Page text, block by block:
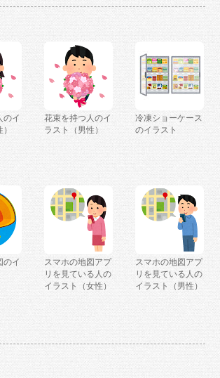
のイ
花束を持つ人のイ
ラスト（男性）
冷凍ショーケース
のイラスト
のイ
スマホの地図アプ
リを見ている人の
イラスト（女性）
スマホの地図アプ
リを見ている人の
イラスト（男性）